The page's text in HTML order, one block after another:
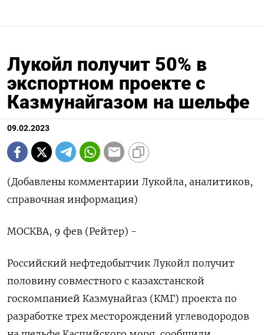
Лукойл получит 50% в
экспортном проекте с
Казмунайгазом на шельфе
09.02.2023
(Добавлены комментарии Лукойла, аналитиков,
справочная информация)
МОСКВА, 9 фев (Рейтер) -
Российский нефтедобытчик Лукойл получит
половину совместного с казахстанской
госкомпанией Казмунайгаз (КМГ) проекта по
разработке трех месторождений углеводородов